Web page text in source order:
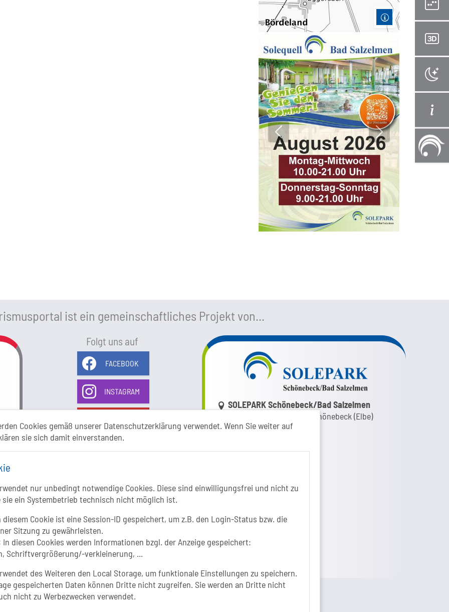
Cookies gemäß unserer Datenschutzerklärung verwendet. Wenn Sie weiter auf
sie sich damit einverstanden.
nur unbedingt notwendige Cookies. Diese sind einwilligungsfrei und nicht zu
sie ein Systembetrieb technisch nicht möglich ist.
diesem Cookie ist eine Session-ID gespeichert, um z.B. den Login-Status bzw. die
Sitzung zu gewährleisten.
In diesen Cookies werden Informationen bzgl. der Anzeige gespeichert:
Schriftvergrößerung/-verkleinerung, ...
des Weiteren den Local Storage, um funktionale Einstellungen zu speichern.
gespeicherten Daten können Dritte nicht zugreifen. Sie werden an Dritte nicht
nicht zu Werbezwecken verwendet.
Vorheriges Bild Nächstes Bild
ist ein gemeinschaftliches Projekt von...
Folgt uns auf
FACEBOOK
INSTAGRAM
Link zur Google-Maps Navigation
SOLEPARK Schönebeck/Bad Salzelmen
Eigenbetrieb der Stadt Schönebeck (Elbe)
Badepark 1
www.visitschoenebeck.de